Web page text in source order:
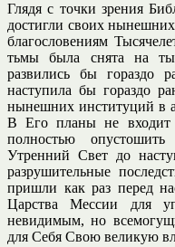
Глядя с точки зрения
достигли своих
благословениям
тьмы была снята на
развились бы гораздо
наступила бы гораздо
нынешних институций в
В Его планы не входит
полностью
Утренний Свет до
разрушительные
пришли как раз перед
Царства Мессии для
невидимым, но
для Себя Свою великую